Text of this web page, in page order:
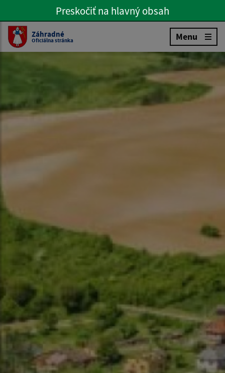
Preskočiť na hlavné menu
Preskočiť na hlavný obsah
Slovenčina
Záhradné
Oficiálna stránka Menu